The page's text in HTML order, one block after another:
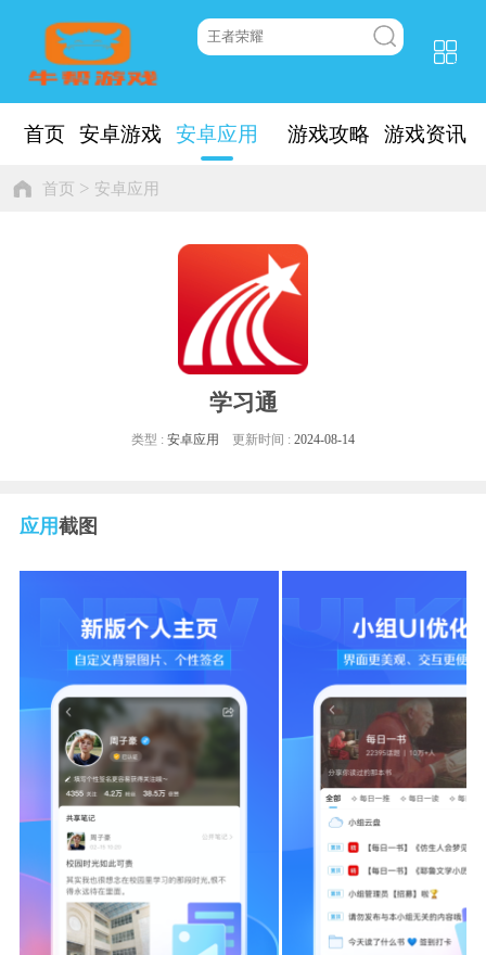
首页 安卓游戏 安卓应用 游戏攻略 游戏资讯
首页 > 安卓应用
学习通
类型 :安卓应用 更新时间 : 2024-08-14
应用截图